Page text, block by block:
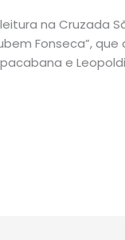
na Cruzada
Fonseca”,
e